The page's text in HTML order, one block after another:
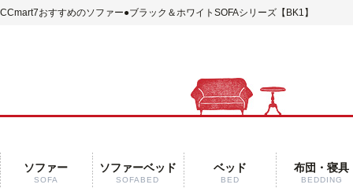
CCmart7おすすめのソファー●ブラック＆ホワイトSOFAシリーズ【BK1】
ソファー
SOFA
ソファーベッド
SOFABED
ベッド
BED
布団・寝具
BEDDING